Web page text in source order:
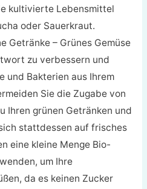
kultivierte Lebensmittel
oder Sauerkraut.
Getränke – Grünes Gemüse
zu verbessern und
und Bakterien aus Ihrem
Sie die Zugabe von
Ihren grünen Getränken und
stattdessen auf frisches
eine kleine Menge Bio-
um Ihre
da es keinen Zucker